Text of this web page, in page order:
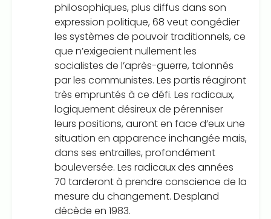
philosophiques, plus diffus dans son
expression politique, 68 veut congédier
les systèmes de pouvoir traditionnels, ce
que n’exigeaient nullement les
socialistes de l’après-guerre, talonnés
par les communistes. Les partis réagiront
très empruntés à ce défi. Les radicaux,
logiquement désireux de pérenniser
leurs positions, auront en face d’eux une
situation en apparence inchangée mais,
dans ses entrailles, profondément
bouleversée. Les radicaux des années
70 tarderont à prendre conscience de la
mesure du changement. Despland
décède en 1983.